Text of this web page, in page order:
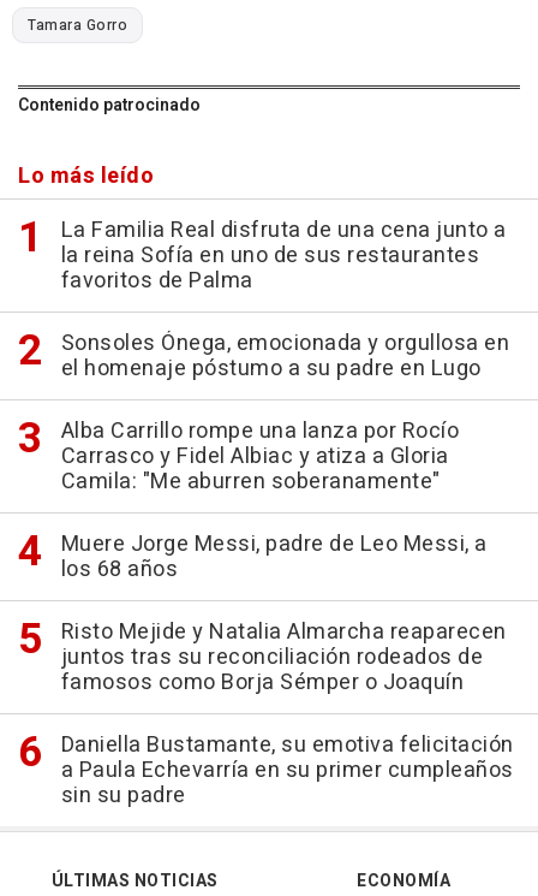
Tamara Gorro
Contenido patrocinado
Lo más leído
La Familia Real disfruta de una cena junto a
la reina Sofía en uno de sus restaurantes
favoritos de Palma
Sonsoles Ónega, emocionada y orgullosa en
el homenaje póstumo a su padre en Lugo
Alba Carrillo rompe una lanza por Rocío
Carrasco y Fidel Albiac y atiza a Gloria
Camila: "Me aburren soberanamente"
Muere Jorge Messi, padre de Leo Messi, a
los 68 años
Risto Mejide y Natalia Almarcha reaparecen
juntos tras su reconciliación rodeados de
famosos como Borja Sémper o Joaquín
Daniella Bustamante, su emotiva felicitación
a Paula Echevarría en su primer cumpleaños
sin su padre
ÚLTIMAS NOTICIAS
ECONOMÍA